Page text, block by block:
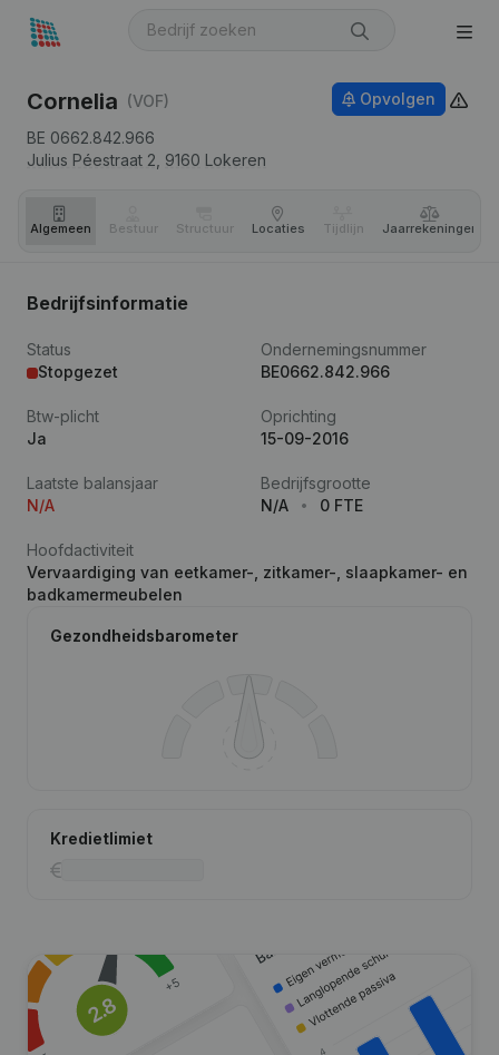
Cornelia (VOF)
BE 0662.842.966
Julius Péestraat 2, 9160 Lokeren
Opvolgen
Algemeen Bestuur Structuur Locaties Tijdlijn Jaar­rekeningen
Bedrijfsinformatie
Status
Stopgezet
Ondernemingsnummer
BE0662.842.966
Btw-plicht
Ja
Oprichting
15-09-2016
Laatste balansjaar
N/A
Bedrijfsgrootte
N/A
0 FTE
Hoofdactiviteit
Vervaardiging van eetkamer-, zitkamer-, slaapkamer- en
badkamermeubelen
Gezondheidsbarometer
Kredietlimiet